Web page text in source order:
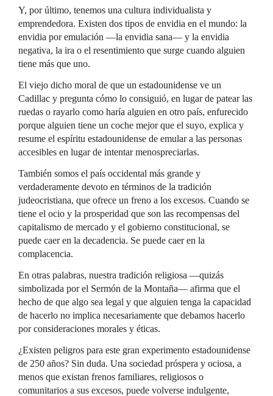
Y, por último, tenemos una cultura individualista y
emprendedora. Existen dos tipos de envidia en el mundo: la
envidia por emulación —la envidia sana— y la envidia
negativa, la ira o el resentimiento que surge cuando alguien
tiene más que uno.
El viejo dicho moral de que un estadounidense ve un
Cadillac y pregunta cómo lo consiguió, en lugar de patear las
ruedas o rayarlo como haría alguien en otro país, enfurecido
porque alguien tiene un coche mejor que el suyo, explica y
resume el espíritu estadounidense de emular a las personas
accesibles en lugar de intentar menospreciarlas.
También somos el país occidental más grande y
verdaderamente devoto en términos de la tradición
judeocristiana, que ofrece un freno a los excesos. Cuando se
tiene el ocio y la prosperidad que son las recompensas del
capitalismo de mercado y el gobierno constitucional, se
puede caer en la decadencia. Se puede caer en la
complacencia.
En otras palabras, nuestra tradición religiosa —quizás
simbolizada por el Sermón de la Montaña— afirma que el
hecho de que algo sea legal y que alguien tenga la capacidad
de hacerlo no implica necesariamente que debamos hacerlo
por consideraciones morales y éticas.
¿Existen peligros para este gran experimento estadounidense
de 250 años? Sin duda. Una sociedad próspera y ociosa, a
menos que existan frenos familiares, religiosos o
comunitarios a sus excesos, puede volverse indulgente,